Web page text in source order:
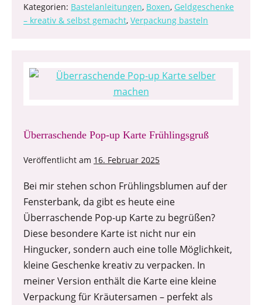
Kategorien: Bastelanleitungen, Boxen, Geldgeschenke
– kreativ & selbst gemacht, Verpackung basteln
Überraschende Pop-up Karte Frühlingsgruß
Veröffentlicht am 16. Februar 2025
Bei mir stehen schon Frühlingsblumen auf der
Fensterbank, da gibt es heute eine
Überraschende Pop-up Karte zu begrüßen?
Diese besondere Karte ist nicht nur ein
Hingucker, sondern auch eine tolle Möglichkeit,
kleine Geschenke kreativ zu verpacken. In
meiner Version enthält die Karte eine kleine
Verpackung für Kräutersamen – perfekt als